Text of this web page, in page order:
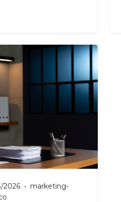
2026 • marketing-